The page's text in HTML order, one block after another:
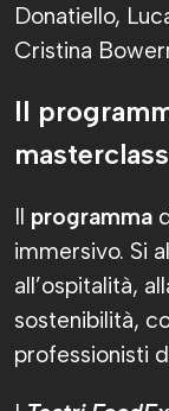
Donatiello,
Cristina
Il
Il programma
immersivo. Si
all’ospitalità,
sostenibilità,
professionisti